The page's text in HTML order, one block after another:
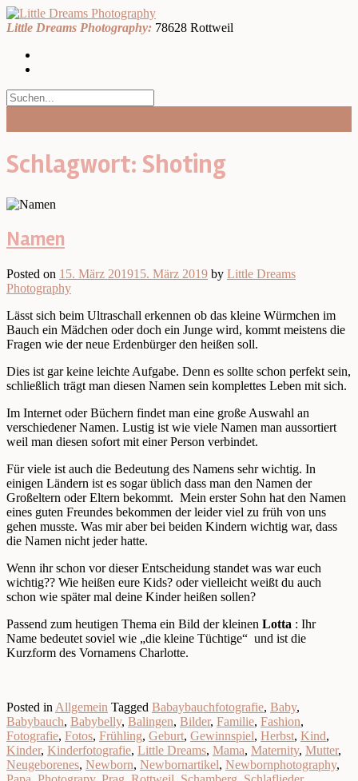
Skip
to
Little Dreams Photography: 78628 Rottweil
Schlagwort: Shoting
Namen
Posted on 15. März 201915. März 2019 by Little Dreams
Photography
Lässt sich beim Ultraschall erkennen ob das kleine Würmchen im
Bauch ein Mädchen oder doch ein Junge wird, kommt meistens die
Fragen wie der neue Erdenbürger den heißen soll.
Dies ist gar keine leichte Aufgabe. Denn es sollte schon perfekt sein,
schließlich trägt man diesen Namen sein komplettes Leben mit sich.
Im Internet oder Büchern findet man eine große Auswahl an
verschiedener Namen. Lustig ist wie viele Namen man aussortiert
weil man diesen sofort mit einer Person verbindet.
Für viele ist auch die Bedeutung des Namens sehr wichtig. In
einigen Ländern ist es sogar üblich dass man den Namen der
Großeltern oder Eltern bekommt. Mein erster Sohn hat den Namen
eines guten Freundes bekommen der leider viel zu früh von uns
gehen musste. Was mir aber bei beiden Kindern wichtig war, dass
die Namen nicht jeder hatte.
Wenn ihr schon vor dieser Entscheidung standet was war euch
wichtig?? Wie heißen eure Kids? oder vielleicht weißt du auch
schon wie später mal deine Kinder heißen sollen?
Passend zum heutigen Thema ein Bild der kleinen Lotta : Ihr
Name bedeutet soviel wie „die kleine Tüchtige“ und ist die
Kurzform des Vornamens Charlotte.
Posted in Allgemein Tagged Babaybauchfotografie, Baby,
Babybauch, Babybelly, Balingen, Bilder, Familie, Fashion,
Fotografie, Fotos, Frühling, Geburt, Gewinnspiel, Herbst, Kind,
Kinder, Kinderfotografie, Little Dreams, Mama, Maternity, Mutter,
Neugeborenes, Newborn, Newbornartikel, Newbornphotography,